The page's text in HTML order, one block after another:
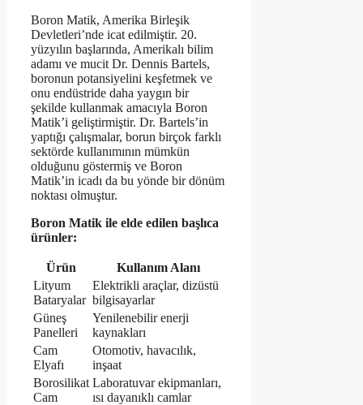
Boron Matik, Amerika Birleşik
Devletleri’nde icat edilmiştir. 20.
yüzyılın başlarında, Amerikalı bilim
adamı ve mucit Dr. Dennis Bartels,
boronun potansiyelini keşfetmek ve
onu endüstride daha yaygın bir
şekilde kullanmak amacıyla Boron
Matik’i geliştirmiştir. Dr. Bartels’in
yaptığı çalışmalar, borun birçok farklı
sektörde kullanımının mümkün
olduğunu göstermiş ve Boron
Matik’in icadı da bu yönde bir dönüm
noktası olmuştur.
Boron Matik ile elde edilen başlıca
ürünler:
Ürün
Kullanım Alanı
Lityum
Bataryalar
Elektrikli araçlar, dizüstü
bilgisayarlar
Güneş
Panelleri
Yenilenebilir enerji
kaynakları
Cam
Elyafı
Otomotiv, havacılık,
inşaat
Borosilikat
Cam
Laboratuvar ekipmanları,
ısı dayanıklı camlar